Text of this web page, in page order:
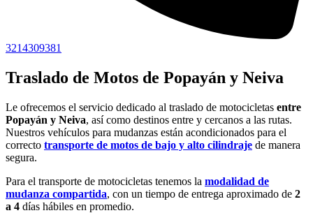
3214309381
Traslado de Motos de Popayán y Neiva
Le ofrecemos el servicio dedicado al traslado de motocicletas entre
Popayán y Neiva, así como destinos entre y cercanos a las rutas.
Nuestros vehículos para mudanzas están acondicionados para el
correcto transporte de motos de bajo y alto cilindraje de manera
segura.
Para el transporte de motocicletas tenemos la modalidad de
mudanza compartida, con un tiempo de entrega aproximado de 2
a 4 días hábiles en promedio.